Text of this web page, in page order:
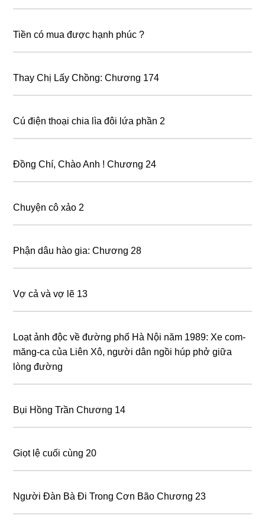
Tiền có mua được hạnh phúc ?
Thay Chị Lấy Chồng: Chương 174
Cú điện thoại chia lìa đôi lứa phần 2
Đồng Chí, Chào Anh ! Chương 24
Chuyện cô xảo 2
Phận dâu hào gia: Chương 28
Vợ cả và vợ lẽ 13
Loạt ảnh độc về đường phố Hà Nội năm 1989: Xe com-
măng-ca của Liên Xô, người dân ngồi húp phở giữa
lòng đường
Bụi Hồng Trần Chương 14
Giọt lệ cuối cùng 20
Người Đàn Bà Đi Trong Cơn Bão Chương 23